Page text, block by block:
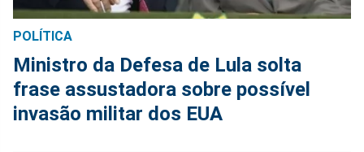
POLÍTICA
Ministro da Defesa de Lula solta
frase assustadora sobre possível
invasão militar dos EUA